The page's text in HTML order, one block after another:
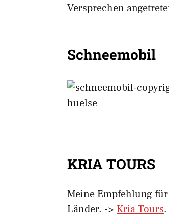
Versprechen
Schneemobil
KRIA TOURS
Meine Empfehlung
Länder. -> Kria Tours.